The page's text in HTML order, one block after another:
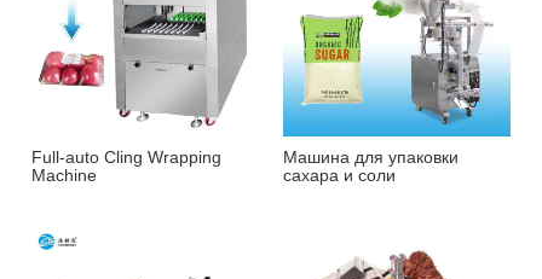
Full-auto Cling Wrapping
Machine
Машина для упаковки
сахара и соли